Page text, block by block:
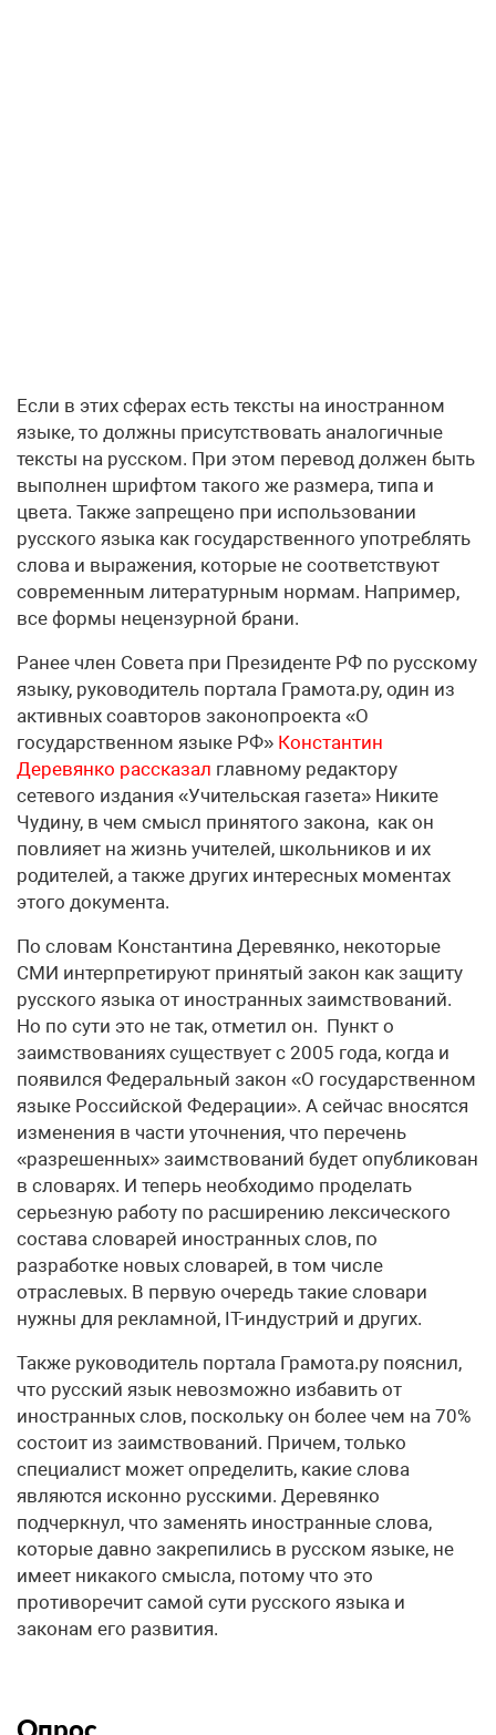
Если в этих сферах есть тексты на иностранном
языке, то должны присутствовать аналогичные
тексты на русском. При этом перевод должен быть
выполнен шрифтом такого же размера, типа и
цвета. Также запрещено при использовании
русского языка как государственного употреблять
слова и выражения, которые не соответствуют
современным литературным нормам. Например,
все формы нецензурной брани.
Ранее член Совета при Президенте РФ по русскому
языку, руководитель портала Грамота.ру, один из
активных соавторов законопроекта «О
государственном языке РФ» Константин
Деревянко рассказал главному редактору
сетевого издания «Учительская газета» Никите
Чудину, в чем смысл принятого закона, как он
повлияет на жизнь учителей, школьников и их
родителей, а также других интересных моментах
этого документа.
По словам Константина Деревянко, некоторые
СМИ интерпретируют принятый закон как защиту
русского языка от иностранных заимствований.
Но по сути это не так, отметил он. Пункт о
заимствованиях существует с 2005 года, когда и
появился Федеральный закон «О государственном
языке Российской Федерации». А сейчас вносятся
изменения в части уточнения, что перечень
«разрешенных» заимствований будет опубликован
в словарях. И теперь необходимо проделать
серьезную работу по расширению лексического
состава словарей иностранных слов, по
разработке новых словарей, в том числе
отраслевых. В первую очередь такие словари
нужны для рекламной, IT-индустрий и других.
Также руководитель портала Грамота.ру пояснил,
что русский язык невозможно избавить от
иностранных слов, поскольку он более чем на 70%
состоит из заимствований. Причем, только
специалист может определить, какие слова
являются исконно русскими. Деревянко
подчеркнул, что заменять иностранные слова,
которые давно закрепились в русском языке, не
имеет никакого смысла, потому что это
противоречит самой сути русского языка и
законам его развития.
Опрос